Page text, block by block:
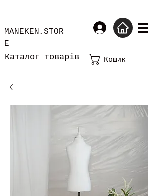
MANEKEN.STOR
E
Каталог товарів Кошик